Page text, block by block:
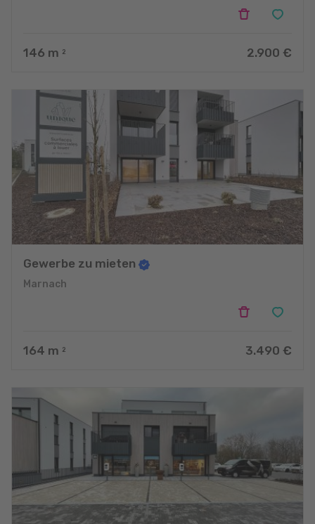
146 m 2 2.900 €
Gewerbe zu mieten
Marnach
164 m 2 3.490 €